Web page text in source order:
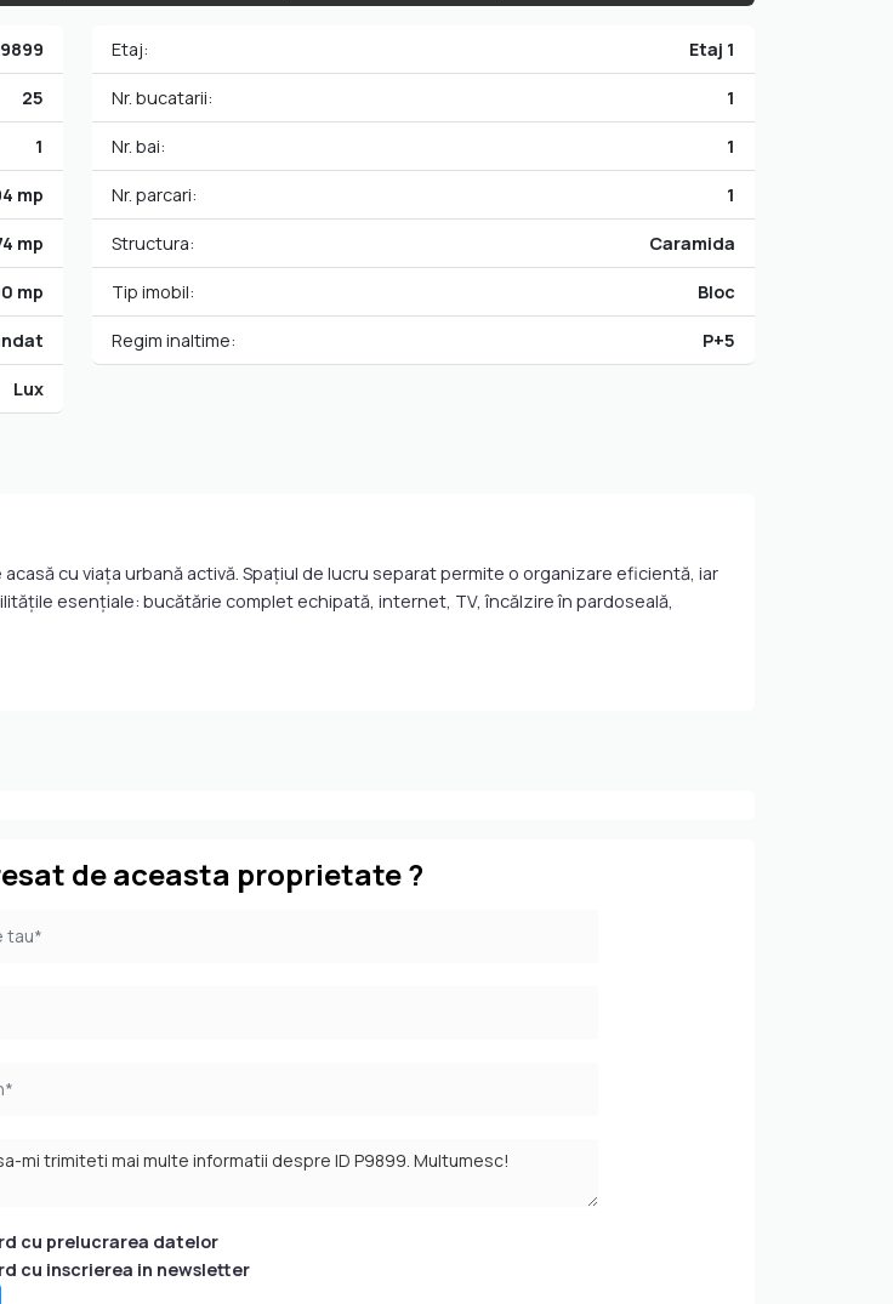
25
1
mp
mp
mp
Lux
Etaj: Etaj 1
Nr. bucatarii: 1
Nr. bai: 1
Nr. parcari: 1
Structura: Caramida
Tip imobil: Bloc
Regim inaltime: P+5
cu viața urbană activă. Spațiul de lucru separat permite o organizare eficientă, iar
esențiale: bucătărie complet echipată, internet, TV, încălzire în pardoseală,
excelent conectată din Brașov
de aceasta proprietate ?
cu prelucrarea datelor
cu inscrierea in newsletter